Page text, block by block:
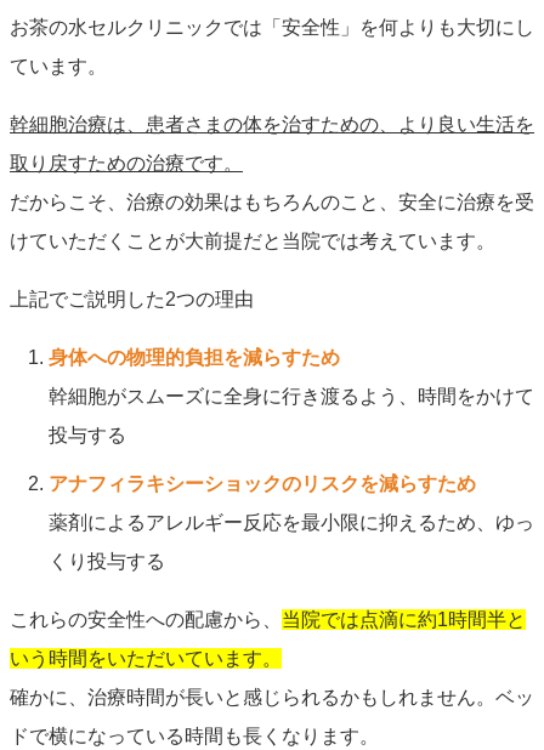
お茶の水セルクリニックでは「安全性」を何よりも大切にし
ています。
幹細胞治療は、患者さまの体を治すための、より良い生活を
取り戻すための治療です。
だからこそ、治療の効果はもちろんのこと、安全に治療を受
けていただくことが大前提だと当院では考えています。
上記でご説明した2つの理由
身体への物理的負担を減らすため
幹細胞がスムーズに全身に行き渡るよう、時間をかけて
投与する
アナフィラキシーショックのリスクを減らすため
薬剤によるアレルギー反応を最小限に抑えるため、ゆっ
くり投与する
これらの安全性への配慮から、 当院では点滴に約1時間半と
いう時間をいただいています。
確かに、治療時間が長いと感じられるかもしれません。ベッ
ドで横になっている時間も長くなります。